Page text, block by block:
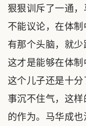
狠狠训斥了一通
不能议论，在体
有那个头脑，就少
这才是能够在体
这个儿子还是十
事沉不住气，这
的作为。马华成